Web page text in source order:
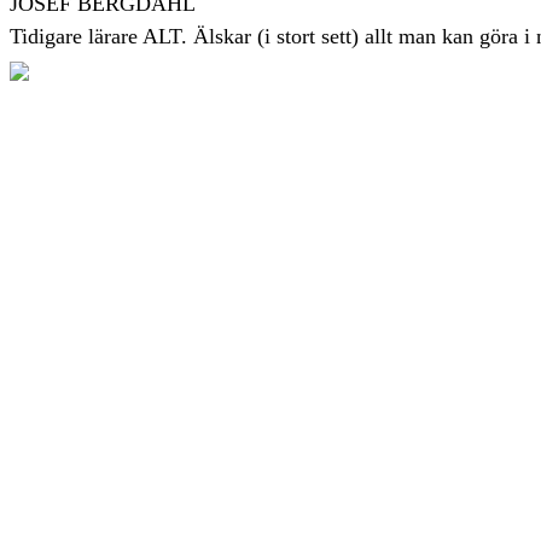
Tidigare lärare ALT. Älskar (i stort sett) allt man kan göra i